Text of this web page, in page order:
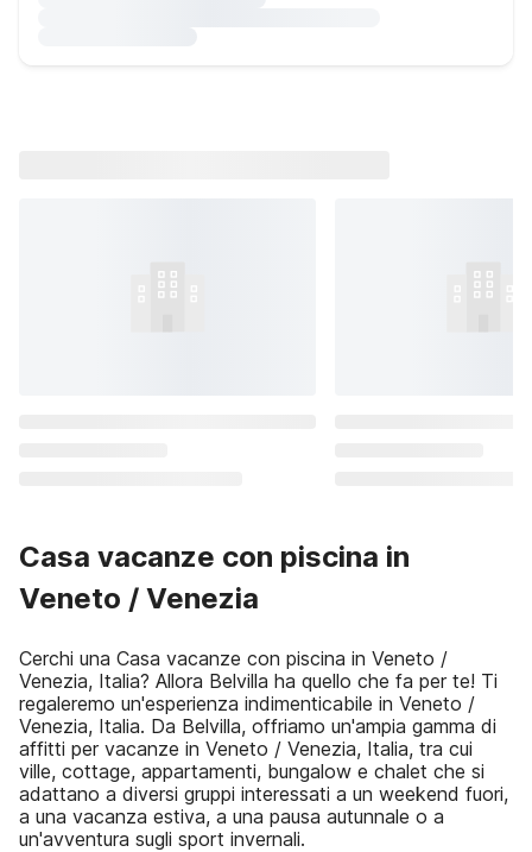
Casa vacanze con piscina in
Veneto / Venezia
Cerchi una Casa vacanze con piscina in Veneto /
Venezia, Italia? Allora Belvilla ha quello che fa per te! Ti
regaleremo un'esperienza indimenticabile in Veneto /
Venezia, Italia. Da Belvilla, offriamo un'ampia gamma di
affitti per vacanze in Veneto / Venezia, Italia, tra cui
ville, cottage, appartamenti, bungalow e chalet che si
adattano a diversi gruppi interessati a un weekend fuori,
a una vacanza estiva, a una pausa autunnale o a
un'avventura sugli sport invernali.